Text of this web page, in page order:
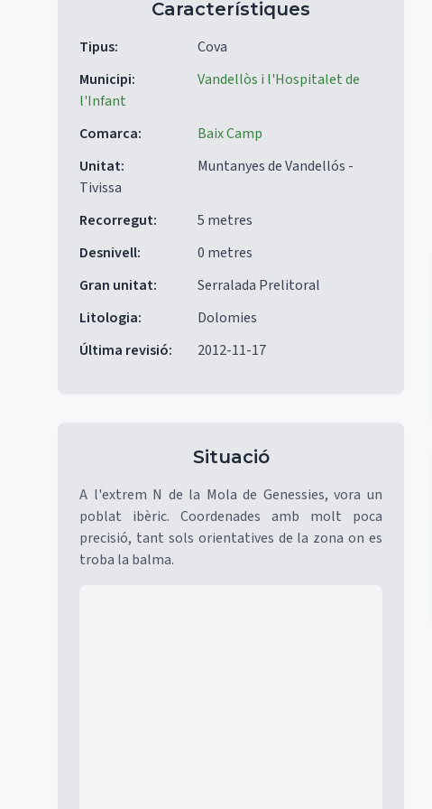
Característiques
Tipus:
Cova
Municipi:
Vandellòs i l'Hospitalet de
l'Infant
Comarca:
Baix Camp
Unitat:
Muntanyes de Vandellós -
Tivissa
Recorregut:
5 metres
Desnivell:
0 metres
Gran unitat:
Serralada Prelitoral
Litologia:
Dolomies
Última revisió: 2012-11-17
Situació
A l'extrem N de la Mola de Genessies, vora un
poblat ibèric. Coordenades amb molt poca
precisió, tant sols orientatives de la zona on es
troba la balma.